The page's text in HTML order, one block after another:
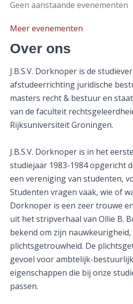
Geen aanstaande evenementen
Meer evenementen
Over ons
J.B.S.V. Dorknoper is de
afstudeerrichting juridische
masters recht & bestuur en
van de faculteit
Rijksuniversiteit Groningen.
J.B.S.V. Dorknoper is in het
studiejaar 1983-1984 opgericht
een vereniging van studenten,
Studenten vragen vaak, wie of
Dorknoper is een zeer trouwe
uit het stripverhaal van Ollie B.
bekend om zijn
plichtsgetrouwheid. De
gevoel voor ambtelijk-
eigenschappen die bij onze
passen.